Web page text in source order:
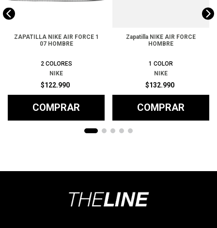
ZAPATILLA NIKE AIR FORCE 1
07 HOMBRE
2 COLORES
NIKE
$122.990
COMPRAR
Zapatilla NIKE AIR FORCE
HOMBRE
1 COLOR
NIKE
$132.990
COMPRAR